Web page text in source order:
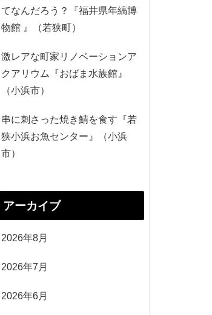
てなんだろう？『福井県年縞博
物館 』（若狭町）
激レアな町家リノベーションア
クアリウム『おばま水族館』
（小浜市）
串に刺さった焼き鯖を食す『若
狭小浜お魚センター』（小浜
市）
アーカイブ
2026年8月
2026年7月
2026年6月